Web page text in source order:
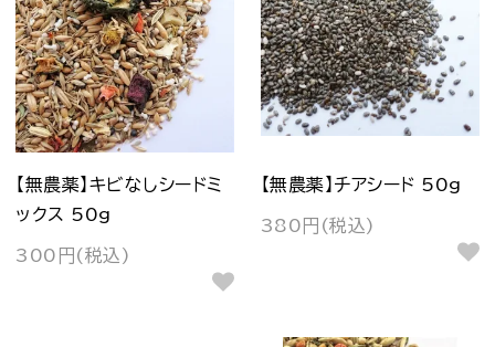
【無農薬】キビなしシードミ
ックス 50g
300円(税込)
【無農薬】チアシード 50g
380円(税込)